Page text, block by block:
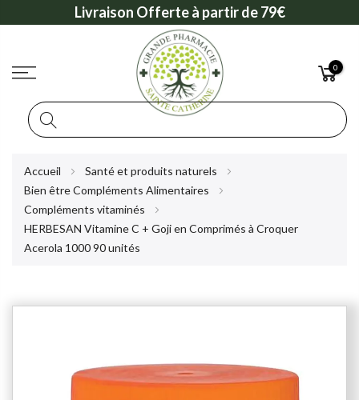
Livraison Offerte à partir de 79€
0
Accueil
Santé et produits naturels
Bien être Compléments Alimentaires
Compléments vitaminés
HERBESAN Vitamine C + Goji en Comprimés à Croquer
Acerola 1000 90 unités